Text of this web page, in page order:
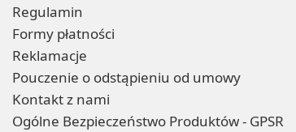
Regulamin
Formy płatności
Reklamacje
Pouczenie o odstąpieniu od umowy
Kontakt z nami
Ogólne Bezpieczeństwo Produktów - GPSR